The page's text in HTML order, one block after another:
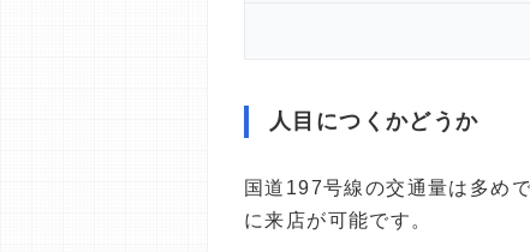
人目につくかどうか
国道197号線の交通量は多め
に来店が可能です。